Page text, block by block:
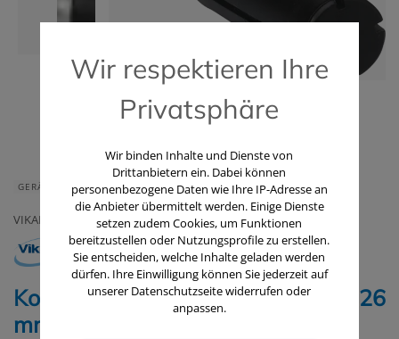
GERÄTE & ZUBEHÖR
VIKAN
Konus, Adapter für Klick Stiele, Ø 26
mm, 155 mm
Wir respektieren Ihre
Privatsphäre
Wir binden Inhalte und Dienste von
Drittanbietern ein. Dabei können
personenbezogene Daten wie Ihre IP-Adresse an
die Anbieter übermittelt werden. Einige Dienste
setzen zudem Cookies, um Funktionen
bereitzustellen oder Nutzungsprofile zu erstellen.
Sie entscheiden, welche Inhalte geladen werden
dürfen. Ihre Einwilligung können Sie jederzeit auf
unserer Datenschutzseite widerrufen oder
anpassen.